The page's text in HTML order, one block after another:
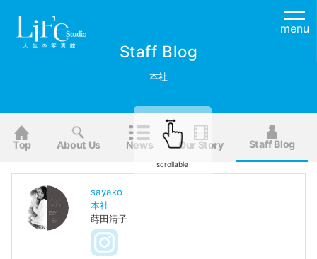
menu
Staff Blog
本社
Top About Us News Our Story Staff Blog
scrollable
sayako
本社
蒔田清子